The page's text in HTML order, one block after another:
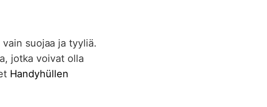
suojaa ja tyyliä.
jotka voivat olla
Handyhüllen